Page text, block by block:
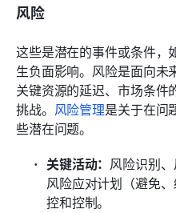
风险
这些是潜在的事件或条件，
生负面影响。风险是面向未
关键资源的延迟、市场条件
挑战。 风险管理是关于在问
些潜在问题。
关键活动： 风险识别、
风险应对计划（避免
控和控制。